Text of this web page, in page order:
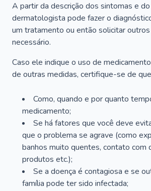
A partir da descrição dos sintomas e
dermatologista pode fazer o
um tratamento ou então solicitar
necessário.
Caso ele indique o uso de
de outras medidas, certifique-se de
Como, quando e por quanto
medicamento;
Se há fatores que você deve
que o problema se agrave (como
banhos muito quentes, contato com
produtos etc.);
Se a doença é contagiosa e se
família pode ter sido infectada;